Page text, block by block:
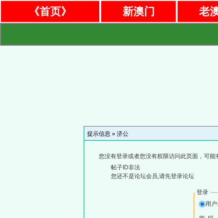
《首页》 新澳门 老
提示信息 » 济公
您没有登录或者您没有权限访问此页面，可能
帖子ID非法
您还不是论坛会员,请先登录论坛
登录
用